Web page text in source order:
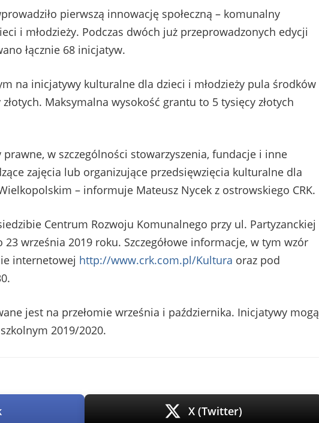
pierwszą innowację społeczną – komunalny
i młodzieży. Podczas dwóch już przeprowadzonych edycji
łącznie 68 inicjatyw.
na inicjatywy kulturalne dla dzieci i młodzieży pula środków
Maksymalna wysokość grantu to 5 tysięcy złotych
prawne, w szczególności stowarzyszenia, fundacje i inne
zajęcia lub organizujące przedsięwzięcia kulturalne dla
– informuje Mateusz Nycek z ostrowskiego CRK.
Centrum Rozwoju Komunalnego przy ul. Partyzanckiej
23 września 2019 roku. Szczegółowe informacje, w tym wzór
internetowej http://www.crk.com.pl/Kultura oraz pod
jest na przełomie września i października. Inicjatywy mogą
2019/2020.
X (Twitter)